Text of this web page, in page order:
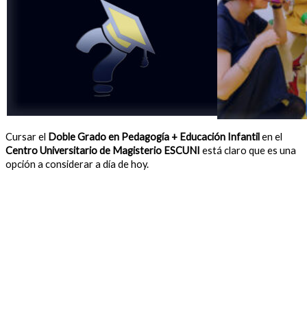
Cursar el Doble Grado en Pedagogía + Educación Infantilen el
Centro Universitario de Magisterio ESCUNI está claro que es una
opción a considerar a día de hoy.